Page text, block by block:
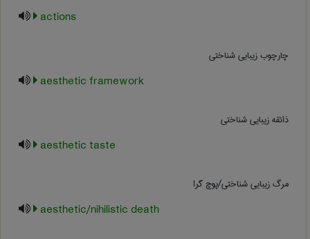
actions
چارچوب زیبایی شناختی
aesthetic framework
ذائقه زیبایی شناختی
aesthetic taste
مرگ زیبایی شناختی/پوچ گرا
aesthetic/nihilistic death